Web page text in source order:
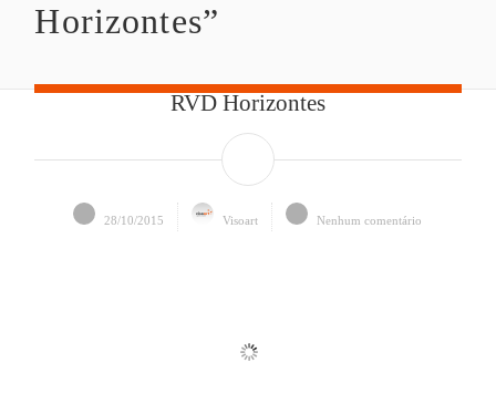
Horizontes”
RVD Horizontes
28/10/2015 Visoart Nenhum comentário